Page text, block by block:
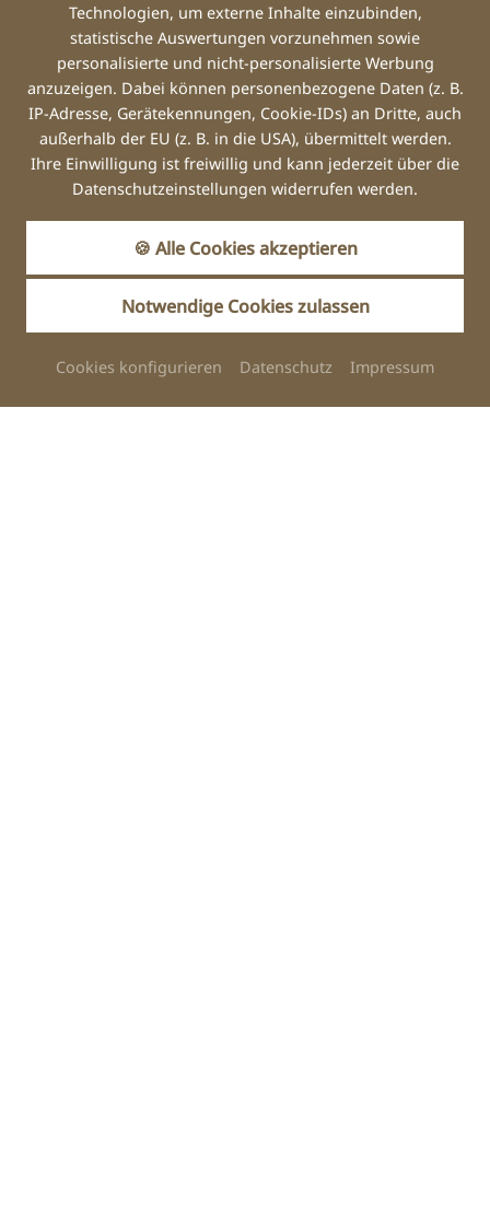
Technologien, um externe Inhalte einzubinden,
statistische Auswertungen vorzunehmen sowie
personalisierte und nicht-personalisierte Werbung
anzuzeigen. Dabei können personenbezogene Daten (z. B.
IP-Adresse, Gerätekennungen, Cookie-IDs) an Dritte, auch
außerhalb der EU (z. B. in die USA), übermittelt werden.
Ihre Einwilligung ist freiwillig und kann jederzeit über die
Datenschutzeinstellungen widerrufen werden.
🍪 Alle Cookies akzeptieren
Notwendige Cookies zulassen
Cookies konfigurieren Datenschutz Impressum
einem Parkplatz ausgestattet.
AUSSTATTUNG
Alle Türen in der Wohnung sind Schiebetüren
Schlafzimmer mit Doppelbett (180x200cm),
orthopädische Hundematratze, Kleiderschrank,
Wäscheständer
Offener Wohnbereich mit Ecksofa
(Schlaffunktion, Liegefläche ca. 140x200cm), TV
mit Internetzugang, Hundebett mit erhöhtem
Küche mit Backofen, 2er Ceranfeld,
Geschirrspüler, Kühlschrank mit Gefrierfach,